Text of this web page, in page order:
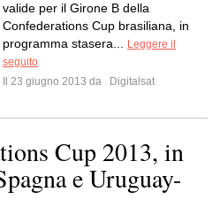
valide per il Girone B della
Confederations Cup brasiliana, in
programma stasera...
Leggere il
seguito
Il 23 giugno 2013 da
Digitalsat
Cup 2013, in
e Uruguay-